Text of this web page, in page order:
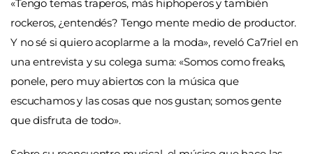
«Tengo temas traperos, más hiphoperos y también
rockeros, ¿entendés? Tengo mente medio de productor.
Y no sé si quiero acoplarme a la moda», reveló Ca7riel en
una entrevista y su colega suma: «Somos como freaks,
ponele, pero muy abiertos con la música que
escuchamos y las cosas que nos gustan; somos gente
que disfruta de todo».